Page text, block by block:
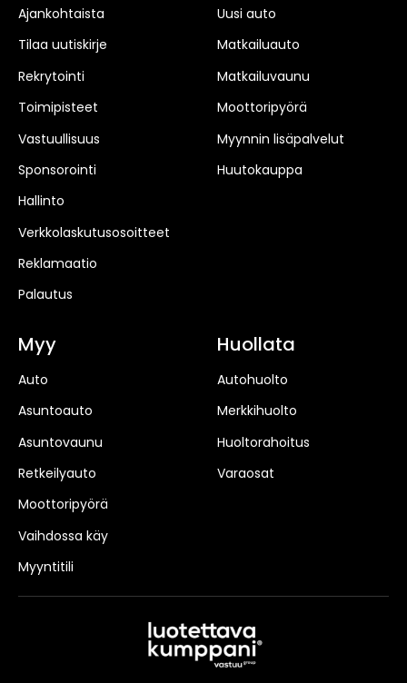
Ajankohtaista
Tilaa uutiskirje
Rekrytointi
Toimipisteet
Vastuullisuus
Sponsorointi
Hallinto
Verkkolaskutusosoitteet
Reklamaatio
Palautus
Uusi auto
Matkailuauto
Matkailuvaunu
Moottoripyörä
Myynnin lisäpalvelut
Huutokauppa
Myy
Auto
Asuntoauto
Asuntovaunu
Retkeilyauto
Moottoripyörä
Vaihdossa käy
Myyntitili
Huollata
Autohuolto
Merkkihuolto
Huoltorahoitus
Varaosat